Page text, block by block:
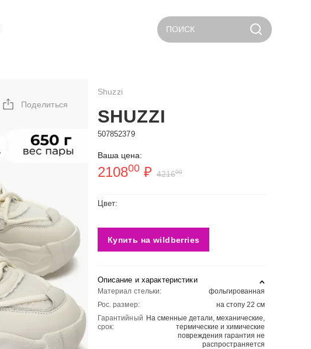
ПОИСК
Поделиться
Shuzzi
SHUZZI
507852379
Ваша цена:
210800₽ 421600
Цвет:
Купить на wildberries
Описание и характеристики
Материал стельки:
фольгированная
Рос. размер:
на стопу 22 см
Гарантийный
срок:
На сменные детали, механические,
термические и химические
повреждения гарантия не
распространяется